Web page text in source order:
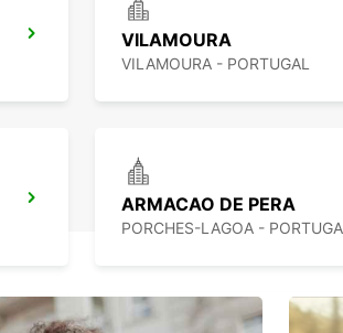
VILAMOURA
VILAMOURA - PORTUGAL
ARMACAO DE PERA
PORCHES-LAGOA -